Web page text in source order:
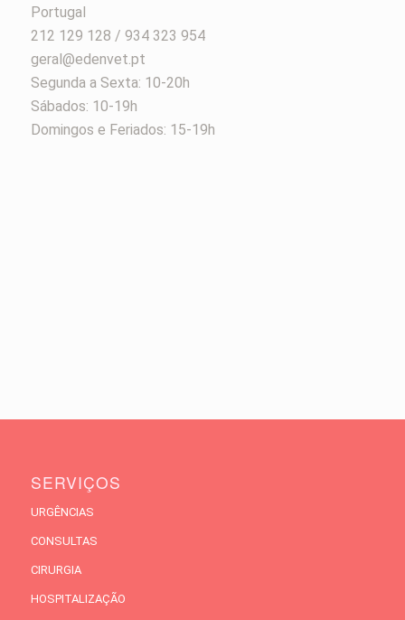
Portugal
212 129 128 / 934 323 954
geral@edenvet.pt
Segunda a Sexta: 10-20h
Sábados: 10-19h
Domingos e Feriados: 15-19h
SERVIÇOS
URGÊNCIAS
CONSULTAS
CIRURGIA
HOSPITALIZAÇÃO